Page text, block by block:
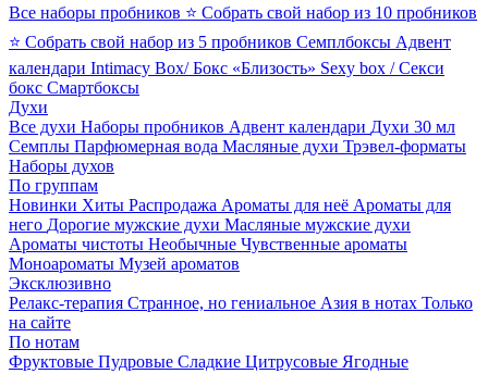
Все наборы пробников ⭐ Собрать свой набор из 10 пробников
⭐ Собрать свой набор из 5 пробников Семплбоксы Адвент
календари Intimacy Box/ Бокс «Близость» Sexy box / Секси
бокс Смартбоксы
Духи
Все духи Наборы пробников Адвент календари Духи 30 мл
Семплы Парфюмерная вода Масляные духи Трэвел-форматы
Наборы духов
По группам
Новинки Хиты Распродажа Ароматы для неё Ароматы для
него Дорогие мужские духи Масляные мужские духи
Ароматы чистоты Необычные Чувственные ароматы
Моноароматы Музей ароматов
Эксклюзивно
Релакс-терапия Странное, но гениальное Азия в нотах Только
на сайте
По нотам
Фруктовые Пудровые Сладкие Цитрусовые Ягодные